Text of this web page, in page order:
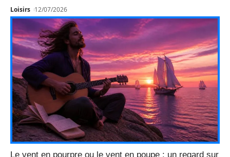
Loisirs 12/07/2026
Le vent en pourpre ou le vent en poupe : un regard sur